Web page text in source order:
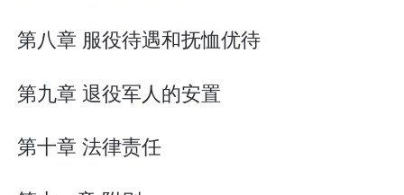
第八章 服役待遇和抚恤优待
第九章 退役军人的安置
第十章 法律责任